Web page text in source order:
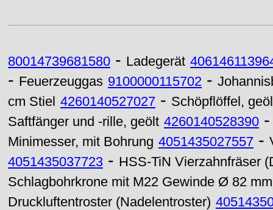
80014739681580 - Ladegerät
- Feuerzeuggas 9100000115702 -
cm Stiel 4260140527027 - Schöpflöffel,
Saftfänger und -rille, geölt 4260140528390
Minimesser, mit Bohrung 4051435027557 -
4051435037723 - HSS-TiN Vierzahnfräser
Schlagbohrkrone mit M22 Gewinde Ø 82 mm
Druckluftentroster (Nadelentroster)